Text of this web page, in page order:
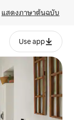
แสดงภาษาต้นฉบับ
Use app